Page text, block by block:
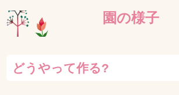
園の様子
どうやって作る?